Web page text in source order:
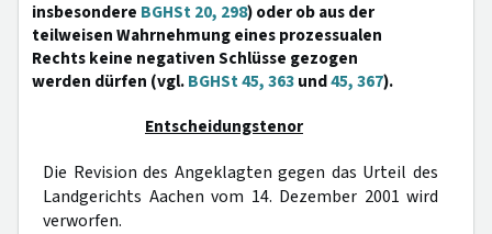
insbesondere BGHSt 20, 298) oder ob aus der
teilweisen Wahrnehmung eines prozessualen
Rechts keine negativen Schlüsse gezogen
werden dürfen (vgl.BGHSt 45, 363und45, 367).
Entscheidungstenor
Die Revision des Angeklagten gegen das Urteil des
Landgerichts Aachen vom 14. Dezember 2001 wird
verworfen.